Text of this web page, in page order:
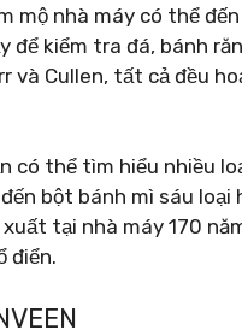
mộ nhà máy có thể
để kiểm tra đá, bánh
và Cullen, tất cả đều
có thể tìm hiểu nhiều
bột bánh mì sáu loại
tại nhà máy 170
điển.